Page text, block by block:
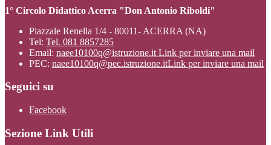
1° Circolo Didattico Acerra "Don Antonio Riboldi"
Piazzale Renella 1/4 - 80011- ACERRA (NA)
Tel: Tel. 081 8857285
Email: naee10100q@istruzione.it Link per inviare una mail
PEC: naee10100q@pec.istruzione.itLink per inviare una mail
Seguici su
Facebook
Sezione Link Utili